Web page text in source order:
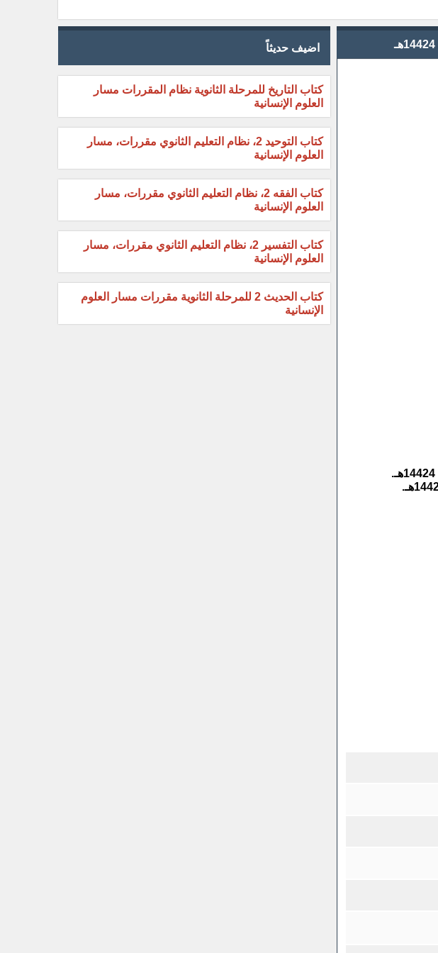
اضيف حديثاً
كتاب التاريخ للمرحلة الثانوية نظام المقررات مسار
العلوم الإنسانية
كتاب التوحيد 2، نظام التعليم الثانوي مقررات، مسار
العلوم الإنسانية
كتاب الفقه 2، نظام التعليم الثانوي مقررات، مسار
العلوم الإنسانية
كتاب التفسير 2، نظام التعليم الثانوي مقررات، مسار
العلوم الإنسانية
كتاب الحديث 2 للمرحلة الثانوية مقررات مسار العلوم
الإنسانية